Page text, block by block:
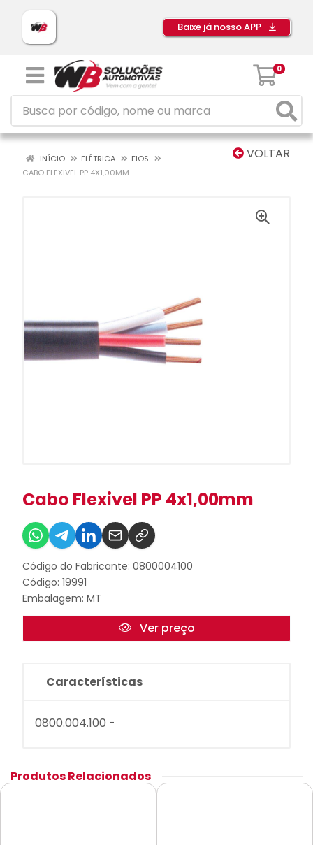
Baixe já nosso APP
0
VOLTAR
INÍCIO ELÉTRICA
FIOS
CABO FLEXIVEL PP 4X1,00MM
Cabo Flexivel PP 4x1,00mm
Código do Fabricante: 0800004100
Código: 19991
Embalagem: MT
Ver preço
Características
0800.004.100 -
Produtos Relacionados